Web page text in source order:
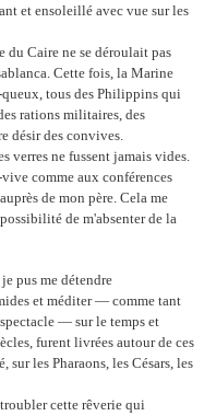
et ensoleillé avec vue sur les
du Caire ne se déroulait pas
Cette fois, la Marine
tous des Philippins qui
rations militaires, des
désir des convives.
verres ne fussent jamais vides.
comme aux conférences
de mon père. Cela me
de m'absenter de la
pus me détendre
et méditer — comme tant
— sur le temps et
furent livrées autour de ces
sur les Pharaons, les Césars, les
cette rêverie qui